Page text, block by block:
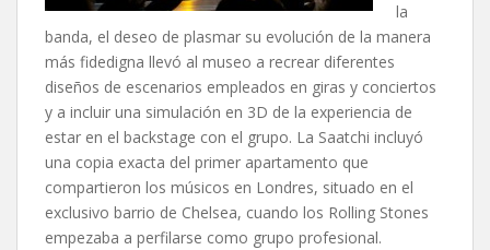
la
banda, el deseo de plasmar su evolución de la manera
más fidedigna llevó al museo a recrear diferentes
diseños de escenarios empleados en giras y conciertos
y a incluir una simulación en 3D de la experiencia de
estar en el backstage con el grupo. La Saatchi incluyó
una copia exacta del primer apartamento que
compartieron los músicos en Londres, situado en el
exclusivo barrio de Chelsea, cuando los Rolling Stones
empezaba a perfilarse como grupo profesional.